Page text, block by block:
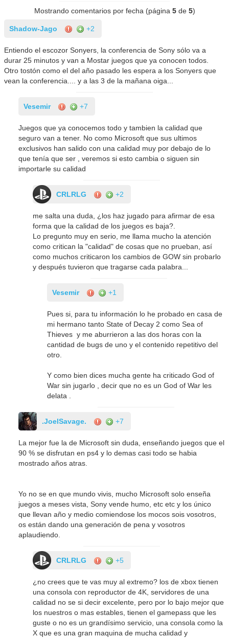
Mostrando comentarios por fecha (página 5de 5)
Shadow-Jago +2
Entiendo el escozor Sonyers, la conferencia de Sony sólo va a
durar 25 minutos y van a Mostar juegos que ya conocen todos.
Otro tostón como el del año pasado les espera a los Sonyers que
vean la conferencia.... y a las 3 de la mañana oiga...
Vesemir +7
Juegos que ya conocemos todo y tambien la calidad que
seguro van a tener. No como Microsoft que sus ultimos
exclusivos han salido con una calidad muy por debajo de lo
que tenía que ser , veremos si esto cambia o siguen sin
importarle su calidad
CRLRLG +2
me salta una duda, ¿los haz jugado para afirmar de esa
forma que la calidad de los juegos es baja?.
Lo pregunto muy en serio, me llama mucho la atención
como critican la "calidad" de cosas que no prueban, así
como muchos criticaron los cambios de GOW sin probarlo
y después tuvieron que tragarse cada palabra...
Vesemir +1
Pues si, para tu información lo he probado en casa de
mi hermano tanto State of Decay 2 como Sea of
Thieves y me aburrieron a las dos horas con la
cantidad de bugs de uno y el contenido repetitivo del
otro.
Y como bien dices mucha gente ha criticado God of
War sin jugarlo , decir que no es un God of War les
delata .
.JoelSavage. +7
La mejor fue la de Microsoft sin duda, enseñando juegos que el
90 % se disfrutan en ps4 y lo demas casi todo se habia
mostrado años atras.
Yo no se en que mundo vivis, mucho Microsoft solo enseña
juegos a meses vista, Sony vende humo, etc etc y los único
que llevan año y medio comiendose los mocos sois vosotros,
os están dando una generación de pena y vosotros
aplaudiendo.
CRLRLG +5
¿no crees que te vas muy al extremo? los de xbox tienen
una consola con reproductor de 4K, servidores de una
calidad no se si decir excelente, pero por lo bajo mejor que
los nuestros o mas estables, tienen el gamepass que les
guste o no es un grandísimo servicio, una consola como la
X que es una gran maquina de mucha calidad y